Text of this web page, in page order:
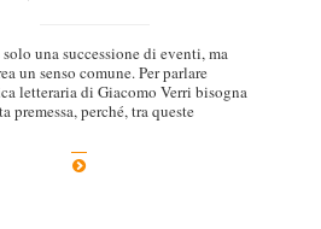
una successione di eventi, ma
un senso comune. Per parlare
letteraria di Giacomo Verri bisogna
premessa, perché, tra queste